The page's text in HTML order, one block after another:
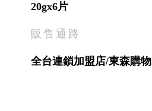
20gx6片
販售通路
全台連鎖加盟店/東森購物